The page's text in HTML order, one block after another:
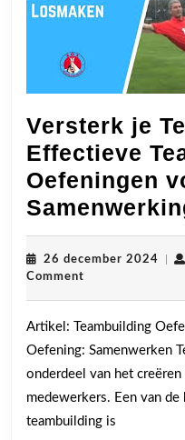
Versterk je
Effectieve
Oefeningen
26 december 2024 26
Comment
Artikel: Teambuilding
Oefening: Samenwerken
onderdeel van het
medewerkers. Een van
teambuilding is